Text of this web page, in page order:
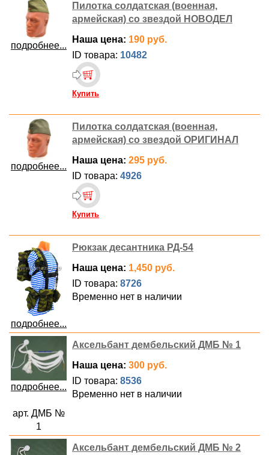
подробнее...
Пилотка солдатская (военная,
армейская) со звездой НОВОДЕЛ
Наша цена: 190 руб.
ID товара: 10482
Купить
подробнее...
Пилотка солдатская (военная,
армейская) со звездой ОРИГИНАЛ
Наша цена: 295 руб.
ID товара: 4926
Купить
подробнее...
Рюкзак десантника РД-54
Наша цена: 1,450 руб.
ID товара: 8726
Временно нет в наличии
подробнее...
арт. ДМБ №
1
Аксельбант дембельский ДМБ № 1
Наша цена: 300 руб.
ID товара: 8536
Временно нет в наличии
Аксельбант дембельский ДМБ № 2